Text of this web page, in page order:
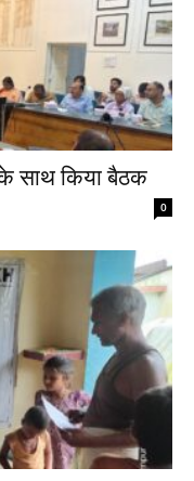
साथ किया बैठक
0